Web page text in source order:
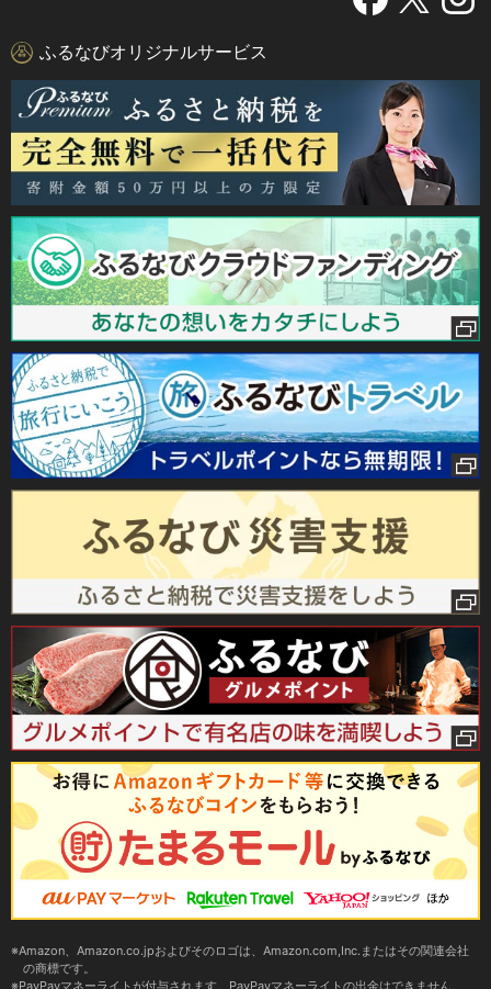
ふるなびオリジナルサービス
Amazon、Amazon.co.jpおよびそのロゴは、Amazon.com,Inc.またはその関連会社
の商標です。
PayPayマネーライトが付与されます。PayPayマネーライトの出金はできません。